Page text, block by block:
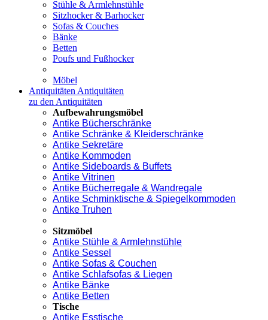
Stühle & Armlehnstühle
Sitzhocker & Barhocker
Sofas & Couches
Bänke
Betten
Poufs und Fußhocker
Möbel
Antiquitäten Antiquitäten
zu den Antiquitäten
Aufbewahrungsmöbel
Antike Bücherschränke
Antike Schränke & Kleiderschränke
Antike Sekretäre
Antike Kommoden
Antike Sideboards & Buffets
Antike Vitrinen
Antike Bücherregale & Wandregale
Antike Schminktische & Spiegelkommoden
Antike Truhen
Sitzmöbel
Antike Stühle & Armlehnstühle
Antike Sessel
Antike Sofas & Couchen
Antike Schlafsofas & Liegen
Antike Bänke
Antike Betten
Tische
Antike Esstische